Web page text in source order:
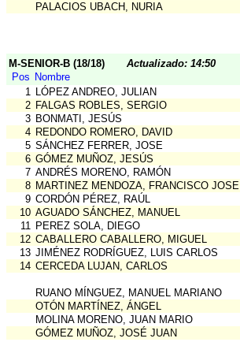
PALACIOS UBACH, NURIA
M-SENIOR-B (18/18)
Actualizado: 14:50
Pos Nombre
1 LÓPEZ ANDREO, JULIAN
2 FALGAS ROBLES, SERGIO
3 BONMATI, JESÚS
4 REDONDO ROMERO, DAVID
5 SÁNCHEZ FERRER, JOSE
6 GÓMEZ MUÑOZ, JESÚS
7 ANDRÉS MORENO, RAMÓN
8 MARTINEZ MENDOZA, FRANCISCO JOSE
9 CORDÓN PÉREZ, RAÚL
10 AGUADO SÁNCHEZ, MANUEL
11 PEREZ SOLA, DIEGO
12 CABALLERO CABALLERO, MIGUEL
13 JIMÉNEZ RODRÍGUEZ, LUIS CARLOS
14 CERCEDA LUJAN, CARLOS
RUANO MÍNGUEZ, MANUEL MARIANO
OTÓN MARTÍNEZ, ÁNGEL
MOLINA MORENO, JUAN MARIO
GÓMEZ MUÑOZ, JOSÉ JUAN